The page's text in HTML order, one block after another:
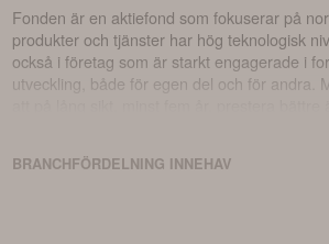
Fonden är en aktiefond som fokuserar på
produkter och tjänster har hög teknologisk
också i företag som är starkt engagerade i
utveckling, både för egen del och för andra.
VINX Small Cap Net. Detta index
Europaparlamentets och rådets förordning
BRANCHFÖRDELNING INNEHAV